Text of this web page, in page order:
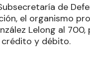
de
el organismo
Lelong al
y débito.